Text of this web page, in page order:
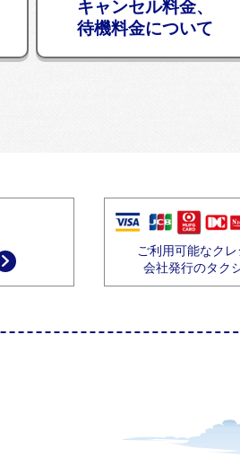
キャンセル料金、
待機料金について
ご利用可能なク
会社発行のタク